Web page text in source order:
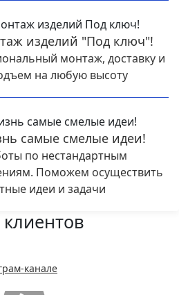
изделий "Под ключ"!
монтаж, доставку и
на любую высоту
самые смелые идеи!
по нестандартным
Поможем осуществить
идеи и задачи
канале